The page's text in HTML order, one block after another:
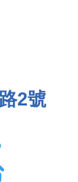
2號